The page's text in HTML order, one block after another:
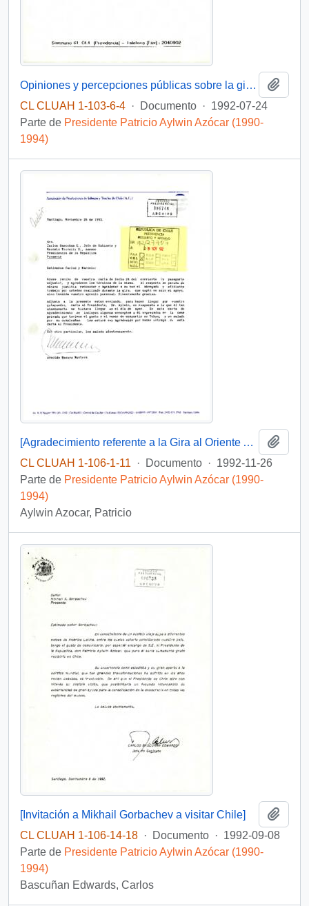
Opiniones y percepciones públicas sobre la gira del Presidente Aylwin a Europa
CL CLUAH 1-103-6-4 · Documento · 1992-07-24
Parte de Presidente Patricio Aylwin Azócar (1990-
1994)
[Agradecimiento referente a la Gira al Oriente Asiático]
CL CLUAH 1-106-1-11
· Documento · 1992-11-26
Parte de Presidente Patricio Aylwin Azócar (1990-
1994)
Aylwin Azocar, Patricio
[Invitación a Mikhail Gorbachev a visitar Chile]
CL CLUAH 1-106-14-18 · Documento · 1992-09-08
Parte de Presidente Patricio Aylwin Azócar (1990-
1994)
Bascuñan Edwards, Carlos